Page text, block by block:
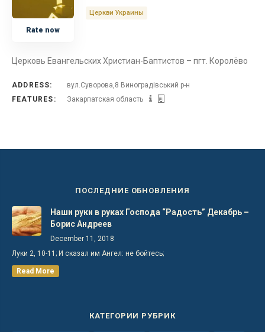
Украина
Rate now
Церкви Украины
Церковь Евангельских Христиан-Баптистов – пгт. Королёво
ADDRESS:
вул.Суворова,8 Виноградівський р-н
FEATURES:
Закарпатская область
ПОСЛЕДНИЕ ОБНОВЛЕНИЯ
Наши руки в руках Господа “Радость” Декабрь –
Борис Андреев
December 11, 2018
Луки 2, 10-11; И сказал им Ангел: не бойтесь;
Read More
КАТЕГОРИИ РУБРИК